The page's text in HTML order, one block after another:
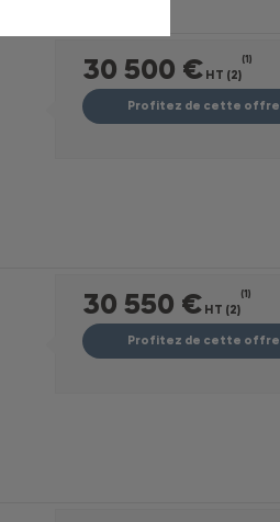
30 500 € HT (2)
(1)
Profitez de cette offre
30 550 € HT (2)
(1)
Profitez de cette offre